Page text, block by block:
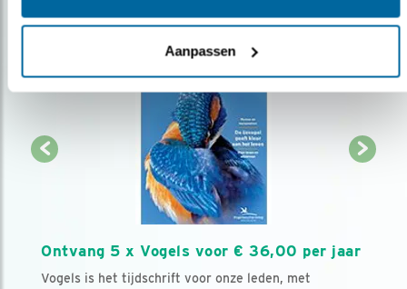
Aanpassen
Ontvang 5 x Vogels voor € 36,00 per jaar
Vogels is het tijdschrift voor onze leden, met